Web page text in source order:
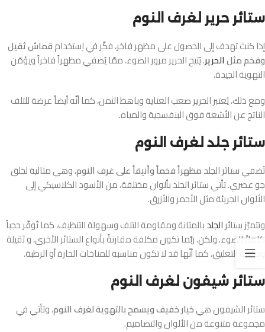
ستائر حرير لغرف النوم
إذا كنتَ تهدف إلى الحصول على مظهر فاخر، فكّر في اِستخدامقماش ثقيل
وفخم مثلالحرير. يُتيح الحرير مرور الضوء، ممَّا يُضفي مظهراً فاخراً ويؤمّن
التهوية الجيدة.
ومع ذلك، يُعتبر الحرير صعب العناية وباهظ الثمن، كما أنَّه أيضاً عرضة للتلف
الناتج عن الأشعة فوق البنفسجية والمياه.
ستائر جلد لغرف النوم
تُضفي ستائر الجلدمظهراً فخماً وأنيقاً على غرف النوم، وهي مثالية لخلق
جو عصري. تأتي ستائر الجلد بألوان مختلفة، من الأسود الكلاسيكي إلى
الألوان الجريئة مثل الأحمر والأزرق.
وتتميَّز ستائرالجلدبالمتانة ومقاومة التلف وسهولة التنظيف، كما تُوفّر حجباً
كاملاً للضوء. ولكن، ربَّما تكون مكلفة مقارنةً بأنواع الستائر الأخرى، و ثقيلة
وصعبة التعليق، كما أنَّها قد لا تكون مناسبة للمناخات الحارة أو الرطبة.
ستائر شيفون لغرف النوم
ستائر الشيفون هيخيار خفيف ويسمح بالتهوية لغرف النوم، وتأتي في
مجموعة متنوعة من الألوان والتصاميم.